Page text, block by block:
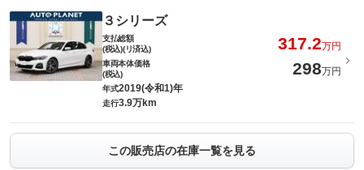
３シリーズ
支払総額
(税込)(リ済込)
317.2万円
車両本体価格
(税込)
298万円
年式2019(令和1)年
走行3.9万km
この販売店の在庫一覧を見る